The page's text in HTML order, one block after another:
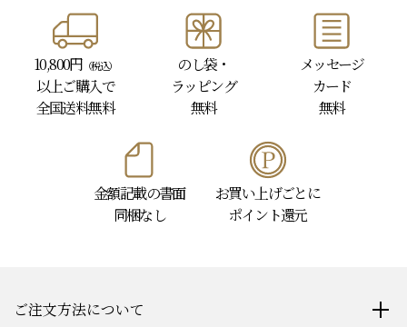
10,800円 （税込）
以上ご購入で
全国送料無料
のし袋・
ラッピング
無料
メッセージ
カード
無料
金額記載の書面
同梱なし
お買い上げごとに
ポイント還元
ご注文方法について